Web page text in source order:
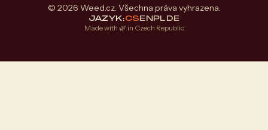
© 2026 Weed.cz. Všechna práva vyhrazena.
JAZYK:CSENPLDE
Made with 🌿 in Czech Republic